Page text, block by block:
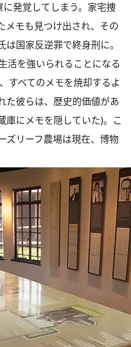
発覚してしまう。家宅捜
メモも見つけ出され、その
国家反逆罪で終身刑に。
活を強いられることになる
すべてのメモを焼却するよ
た彼らは、歴史的価値があ
庫にメモを隠していた)。こ
ズリーフ農場は現在、博物